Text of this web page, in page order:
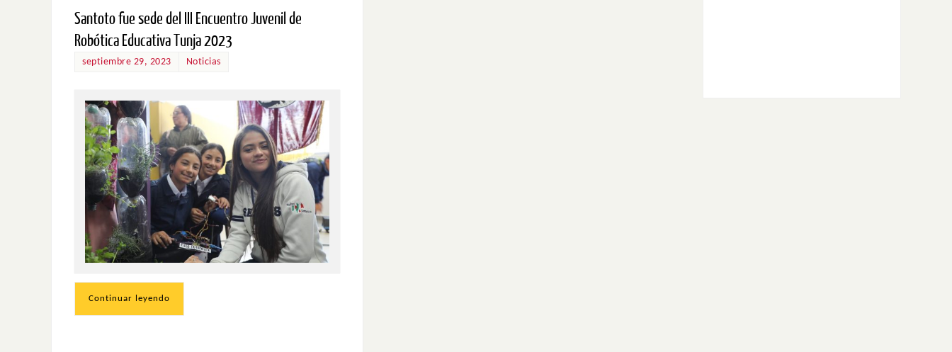
Santoto fue sede del III Encuentro Juvenil de
Robótica Educativa Tunja 2023
septiembre 29, 2023 Noticias
Continuar leyendo